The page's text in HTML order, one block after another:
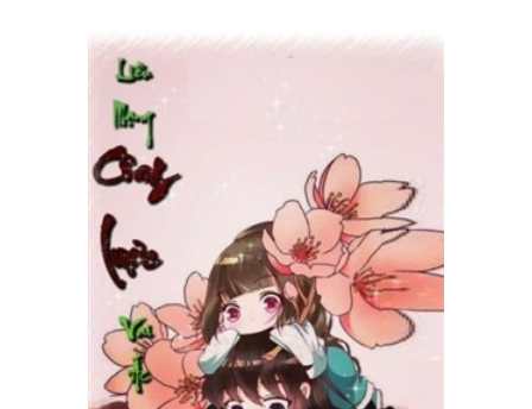
Truyện Mới Ra
Truyện Convert